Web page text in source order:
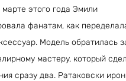
этого года Эмили
фанатам, как
Модель обратилась
мастеру, который
сразу два. Ратаковски